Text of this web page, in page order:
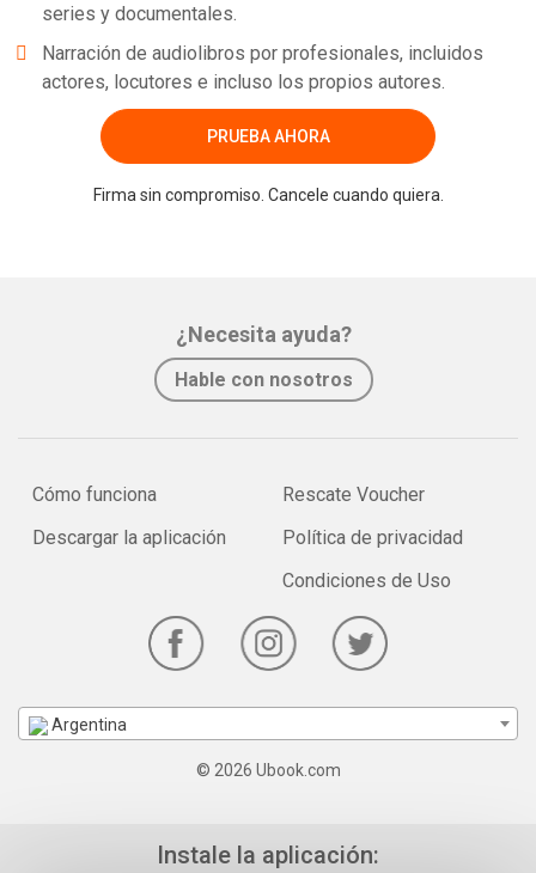
series y documentales.
Narración de audiolibros por profesionales, incluidos
actores, locutores e incluso los propios autores.
PRUEBA AHORA
Firma sin compromiso. Cancele cuando quiera.
¿Necesita ayuda?
Hable con nosotros
Cómo funciona
Descargar la aplicación
Rescate Voucher
Política de privacidad
Condiciones de Uso
Argentina
© 2026 Ubook.com
Instale la aplicación: